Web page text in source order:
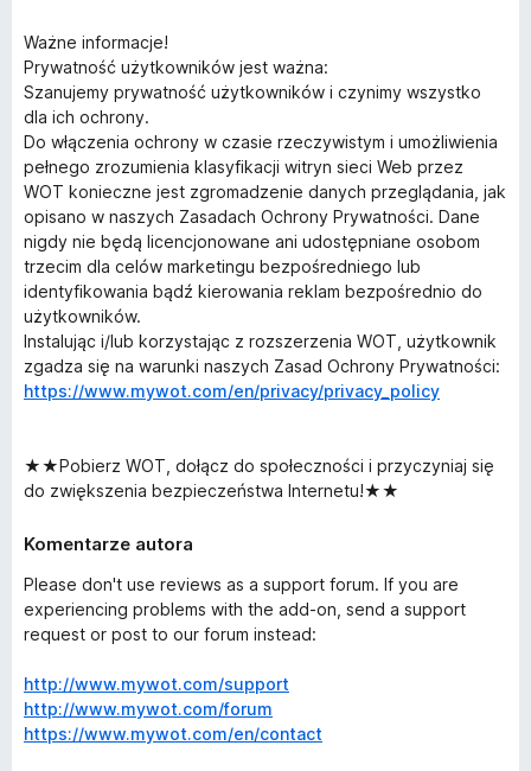
Ważne informacje!
Prywatność użytkowników jest ważna:
Szanujemy prywatność użytkowników i czynimy wszystko
dla ich ochrony.
Do włączenia ochrony w czasie rzeczywistym i umożliwienia
pełnego zrozumienia klasyfikacji witryn sieci Web przez
WOT konieczne jest zgromadzenie danych przeglądania, jak
opisano w naszych Zasadach Ochrony Prywatności. Dane
nigdy nie będą licencjonowane ani udostępniane osobom
trzecim dla celów marketingu bezpośredniego lub
identyfikowania bądź kierowania reklam bezpośrednio do
użytkowników.
Instalując i/lub korzystając z rozszerzenia WOT, użytkownik
zgadza się na warunki naszych Zasad Ochrony Prywatności:
https://www.mywot.com/en/privacy/privacy_policy
★★Pobierz WOT, dołącz do społeczności i przyczyniaj się
do zwiększenia bezpieczeństwa Internetu!★★
Komentarze autora
Please don't use reviews as a support forum. If you are
experiencing problems with the add-on, send a support
request or post to our forum instead:
http://www.mywot.com/support
http://www.mywot.com/forum
https://www.mywot.com/en/contact